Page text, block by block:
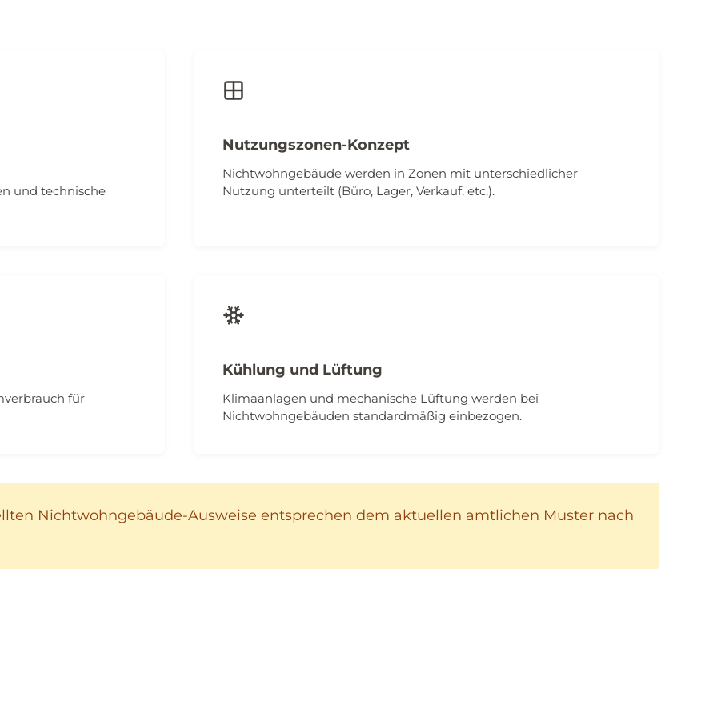
und technische
Nutzungszonen-Konzept
Nichtwohngebäude werden in Zonen mit unterschiedlicher
Nutzung unterteilt (Büro, Lager, Verkauf, etc.).
für
Kühlung und Lüftung
Klimaanlagen und mechanische Lüftung werden bei
Nichtwohngebäuden standardmäßig einbezogen.
Nichtwohngebäude-Ausweise entsprechen dem aktuellen amtlichen Muster nach